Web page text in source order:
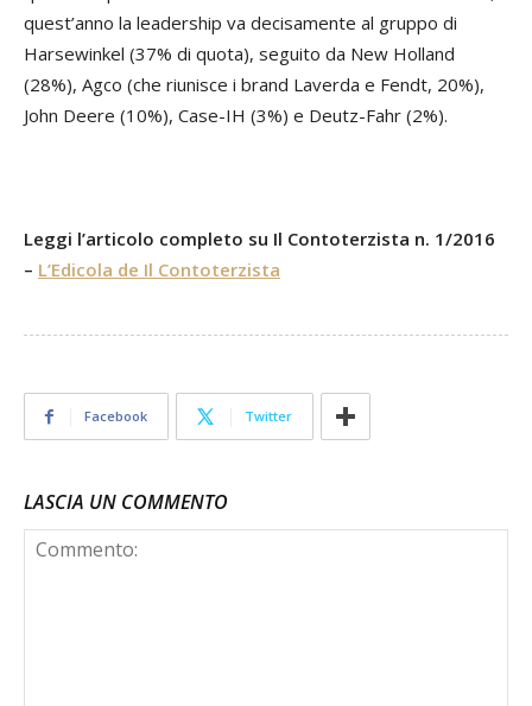
quest’anno la leadership va decisamente al gruppo di
Harsewinkel (37% di quota), seguito da New Holland
(28%), Agco (che riunisce i brand Laverda e Fendt, 20%),
John Deere (10%), Case-IH (3%) e Deutz-Fahr (2%).
Leggi l’articolo completo su Il Contoterzista n. 1/2016
– L’Edicola de Il Contoterzista
Facebook Twitter
LASCIA UN COMMENTO